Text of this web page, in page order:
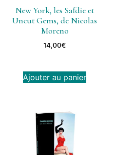
New York, les Safdie et
Uncut Gems, de Nicolas
Moreno
14,00€
Ajouter au panier